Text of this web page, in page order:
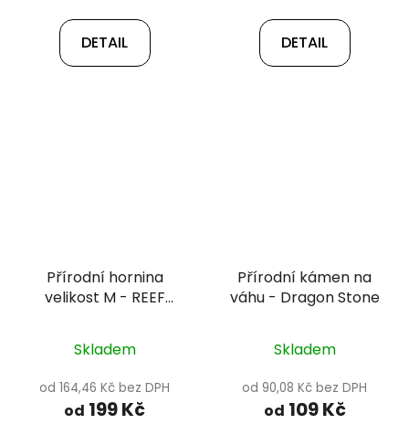
DETAIL DETAIL
Přírodní hornina
velikost M - REEF
Skladem
od 164,46 Kč bez DPH
od 199 Kč
Přírodní kámen na
váhu - Dragon Stone
Skladem
od 90,08 Kč bez DPH
od 109 Kč